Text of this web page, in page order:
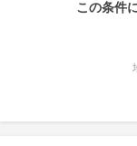
この条件